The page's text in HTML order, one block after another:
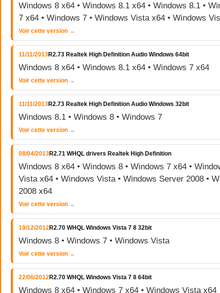
Windows 8 x64 • Windows 8.1 x64 • Windows 8.1 •
7 x64 • Windows 7 • Windows Vista x64 • Windows
Voir cette version →
11/11/2013R2.73 Realtek High Definition Audio Windows 64bit
Windows 8 x64 • Windows 8.1 x64 • Windows 7 x64
Voir cette version →
11/11/2013R2.73 Realtek High Definition Audio Windows 32bit
Windows 8.1 • Windows 8 • Windows 7
Voir cette version →
08/04/2013R2.71 WHQL drivers Realtek High Definition
Windows 8 x64 • Windows 8 • Windows 7 x64 •
Vista x64 • Windows Vista • Windows Server 2008 •
2008 x64
Voir cette version →
19/12/2012R2.70 WHQL Windows Vista 7 8 32bit
Windows 8 • Windows 7 • Windows Vista
Voir cette version →
22/06/2012R2.70 WHQL Windows Vista 7 8 64bit
Windows 8 x64 • Windows 7 x64 • Windows Vista x64